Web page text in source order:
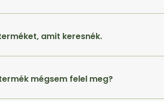
amit keresnék.
mégsem felel meg?